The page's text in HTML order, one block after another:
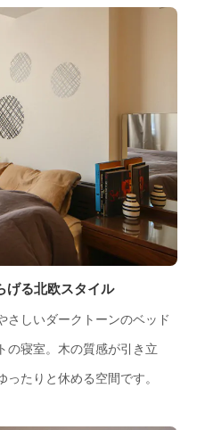
る北欧スタイル
さしいダークトーンのベッド
の寝室。木の質感が引き立
たりと休める空間です。